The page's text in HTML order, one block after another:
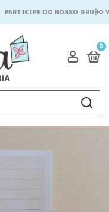
PARTICIPE DO NOSSO GRUPO
0